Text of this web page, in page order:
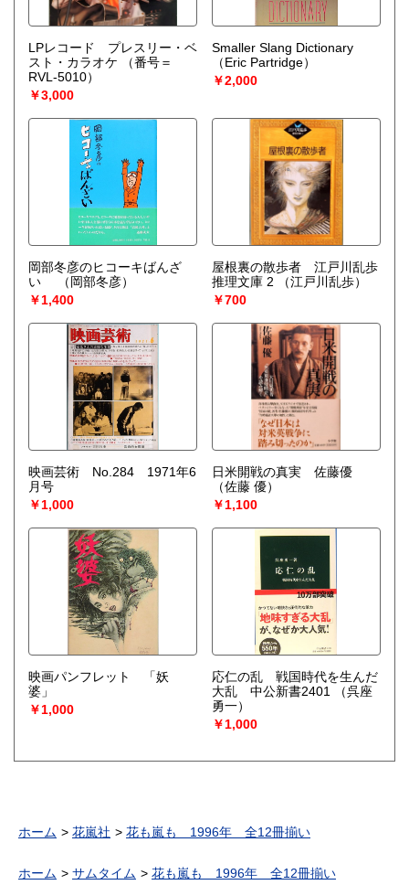
LPレコード プレスリー・ベ
スト・カラオケ
（番号＝
RVL-5010）
￥3,000
Smaller Slang Dictionary
（Eric Partridge）
￥2,000
岡部冬彦のヒコーキばんざ
い
（岡部冬彦）
￥1,400
屋根裏の散歩者 江戸川乱歩
推理文庫 2
（江戸川乱歩）
￥700
映画芸術 No.284 1971年6
月号
￥1,000
日米開戦の真実 佐藤優
（佐藤 優）
￥1,100
映画パンフレット 「妖
婆」
￥1,000
応仁の乱 戦国時代を生んだ
大乱 中公新書2401
（呉座
勇一）
￥1,000
ホーム 花嵐社 花も嵐も 1996年 全12冊揃い
ホーム サムタイム 花も嵐も 1996年 全12冊揃い